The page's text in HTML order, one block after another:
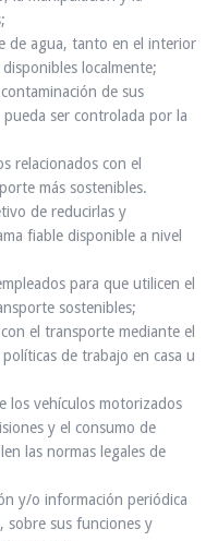
de agua, tanto en el interior
localmente;
de sus
ser controlada por la
relacionados con el
más sostenibles.
de reducirlas y
fiable disponible a nivel
para que utilicen el
sostenibles;
el transporte mediante el
de trabajo en casa u
los vehículos motorizados
y el consumo de
las normas legales de
y/o información periódica
sobre sus funciones y